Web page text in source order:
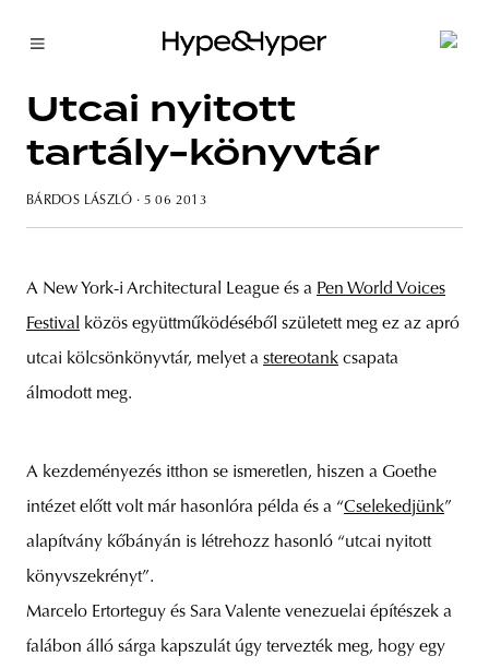
budapest poland branding
Utcai nyitott
tartály-könyvtár
BÁRDOS LÁSZLÓ · 5 06 2013
A New York-i Architectural League és a Pen World Voices
Festival
közös együttműködéséből született meg ez az apró
utcai kölcsönkönyvtár, melyet a stereotank csapata
álmodott meg.
A kezdeményezés itthon se ismeretlen, hiszen a Goethe
intézet előtt volt már hasonlóra példa és a “Cselekedjünk”
alapítvány kőbányán is létrehozz hasonló “utcai nyitott
könyvszekrényt”.
Marcelo Ertorteguy és Sara Valente venezuelai építészek a
falábon álló sárga kapszulát úgy tervezték meg, hogy egy